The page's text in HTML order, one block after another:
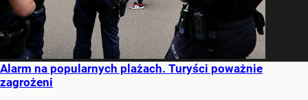
Alarm na popularnych plażach. Turyści poważnie
zagrożeni